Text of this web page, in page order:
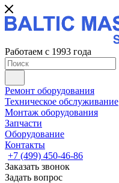
Работаем с 1993 года
Ремонт оборудования
Техническое обслуживание
Монтаж оборудования
Запчасти
Оборудование
Контакты
+7 (499) 450-46-86
Заказать звонок
Задать вопрос